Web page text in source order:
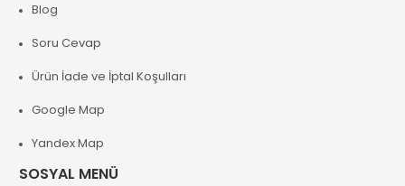
Blog
Soru Cevap
Ürün İade ve İptal Koşulları
Google Map
Yandex Map
SOSYAL MENÜ